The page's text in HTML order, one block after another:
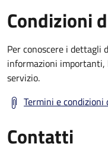
Condizioni
Per conoscere i dettagli
informazioni
servizio.
Termini e condizioni
Contatti